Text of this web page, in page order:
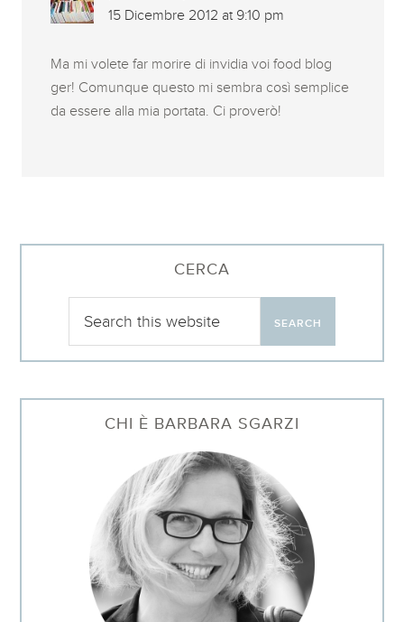
15 Dicembre 2012 at 9:10 pm
Ma mi volete far morire di invidia voi food blog
ger! Comunque questo mi sembra così semplice
da essere alla mia portata. Ci proverò!
CERCA
CHI È BARBARA SGARZI